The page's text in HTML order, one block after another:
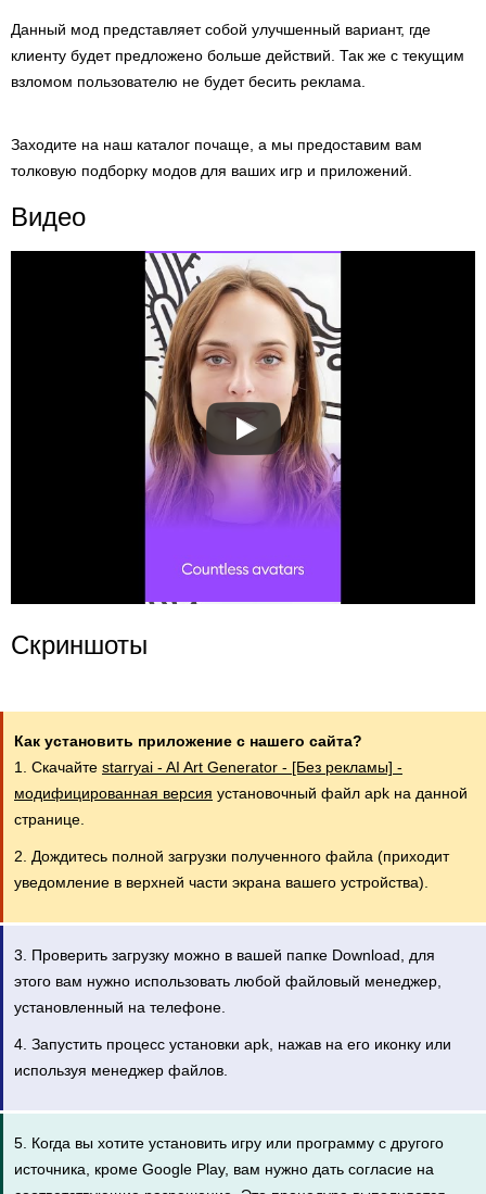
Данный мод представляет собой улучшенный вариант, где
клиенту будет предложено больше действий. Так же с текущим
взломом пользователю не будет бесить реклама.
Заходите на наш каталог почаще, а мы предоставим вам
толковую подборку модов для ваших игр и приложений.
Видео
Скриншоты
Как установить приложение с нашего сайта?
1. Скачайте starryai - AI Art Generator - [Без рекламы] -
модифицированная версия установочный файл apk на данной
странице.
2. Дождитесь полной загрузки полученного файла (приходит
уведомление в верхней части экрана вашего устройства).
3. Проверить загрузку можно в вашей папке Download, для
этого вам нужно использовать любой файловый менеджер,
установленный на телефоне.
4. Запустить процесс установки apk, нажав на его иконку или
используя менеджер файлов.
5. Когда вы хотите установить игру или программу с другого
источника, кроме Google Play, вам нужно дать согласие на